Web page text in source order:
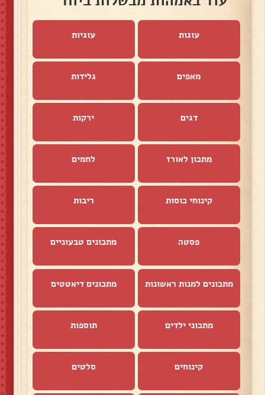
עוגות עוגיות
מאפים גלידות
דגים ירקות
מתכון לאורז לחמים
קינוחי כוסות ריבות
פסטה מתכונים טבעוניים
מתכונים למנות ראשונות מתכונים דיאטטים
מתכוני ילדים תוספות
קינוחים סלטים